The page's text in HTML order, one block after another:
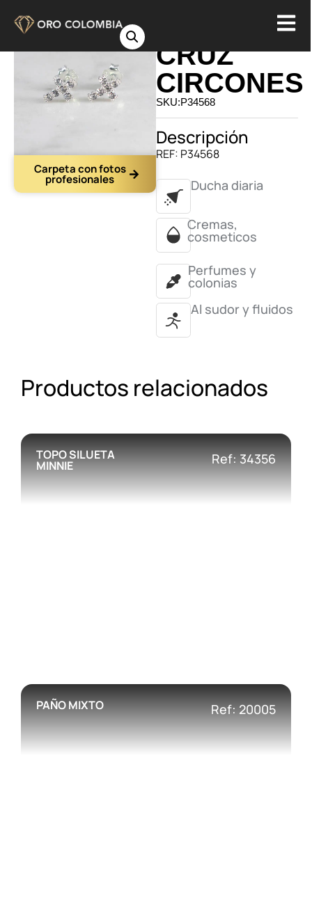
Carpeta con fotos
profesionales
CRUZ
CIRCONES
SKU:P34568
Descripción
REF: P34568
Ducha diaria
Cremas,
cosmeticos
Perfumes y
colonias
Al sudor y fluidos
Productos relacionados
TOPO SILUETA
MINNIE Ref: 34356
PAÑO MIXTO Ref: 20005